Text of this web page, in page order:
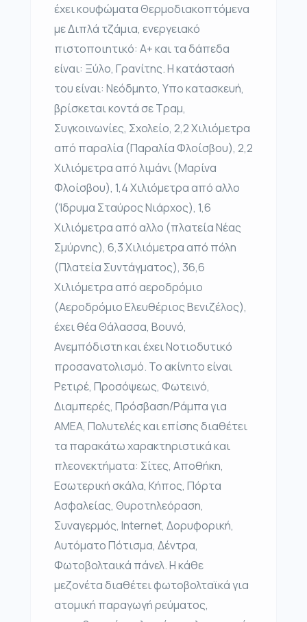
έχει κουφώματα Θερμοδιακοπτόμενα
με Διπλά τζάμια, ενεργειακό
πιστοποιητικό: Α+ και τα δάπεδα
είναι: Ξύλο, Γρανίτης. Η κατάστασή
του είναι: Νεόδμητο, Υπο κατασκευή,
βρίσκεται κοντά σε Τραμ,
Συγκοινωνίες, Σχολείο, 2,2 Χιλιόμετρα
από παραλία (Παραλία Φλοίσβου), 2,2
Χιλιόμετρα από λιμάνι (Μαρίνα
Φλοίσβου), 1,4 Χιλιόμετρα από αλλο
(Ίδρυμα Σταύρος Νιάρχος), 1,6
Χιλιόμετρα από αλλο (πλατεία Νέας
Σμύρνης), 6,3 Χιλιόμετρα από πόλη
(Πλατεία Συντάγματος), 36,6
Χιλιόμετρα από αεροδρόμιο
(Αεροδρόμιο Ελευθέριος Βενιζέλος),
έχει θέα Θάλασσα, Βουνό,
Ανεμπόδιστη και έχει Νοτιοδυτικό
προσανατολισμό. Το ακίνητο είναι
Ρετιρέ, Προσόψεως, Φωτεινό,
Διαμπερές, Πρόσβαση/Ράμπα για
ΑΜΕΑ, Πολυτελές και επίσης διαθέτει
τα παρακάτω χαρακτηριστικά και
πλεονεκτήματα: Σίτες, Αποθήκη,
Εσωτερική σκάλα, Κήπος, Πόρτα
Ασφαλείας, Θυροτηλεόραση,
Συναγερμός, Internet, Δορυφορική,
Αυτόματο Πότισμα, Δέντρα,
Φωτοβολταικά πάνελ. Η κάθε
μεζονέτα διαθέτει φωτοβολταϊκά για
ατομική παραγωγή ρεύματος,